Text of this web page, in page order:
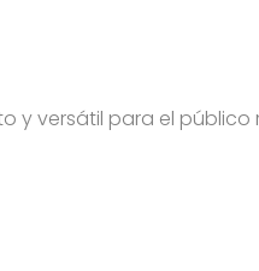
versátil para el público